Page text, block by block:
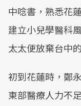
中唸書，熟悉花
建立小兒學醫科
太太便放棄台中
初到花蓮時，鄭
東部醫療人力不